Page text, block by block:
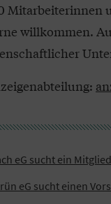
Mitarbeiterinnen
willkommen.
eG sucht ein
eG sucht einen